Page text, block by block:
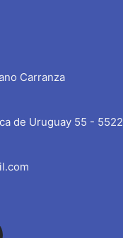
Carranza
de Uruguay 55 - 5522